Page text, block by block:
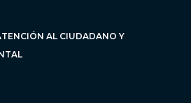
AL CIUDADANO Y